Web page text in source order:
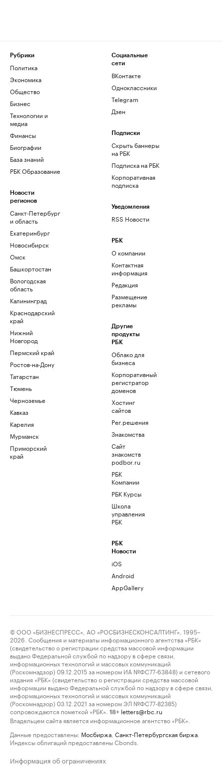
Рубрики
Политика
Экономика
Общество
Бизнес
Технологии и
медиа
Финансы
Биографии
База знаний
РБК Образование
Новости
регионов
Санкт-Петербург
и область
Екатеринбург
Новосибирск
Омск
Башкортостан
Вологодская
область
Калининград
Краснодарский
край
Нижний
Новгород
Пермский край
Ростов-на-Дону
Татарстан
Тюмень
Черноземье
Кавказ
Карелия
Мурманск
Приморский
край
Социальные
сети
ВКонтакте
Одноклассники
Telegram
Дзен
Подписки
Скрыть баннеры
на РБК
Подписка на РБК
Корпоративная
подписка
Уведомления
RSS Новости
РБК
О компании
Контактная
информация
Редакция
Размещение
рекламы
Другие
продукты
РБК
Облако для
бизнеса
Корпоративный
регистратор
доменов
Хостинг
сайтов
Рег.решения
Знакомства
Сайт
знакомств
podbor.ru
РБК
Компании
РБК Курсы
Школа
управления
РБК
РБК
Новости
iOS
Android
AppGallery
© ООО «БИЗНЕСПРЕСС», АО «РОСБИЗНЕСКОНСАЛТИНГ», 1995–
2026. Сообщения и материалы информационного агентства «РБК»
(свидетельство о регистрации средства массовой информации
выдано Федеральной службой по надзору в сфере связи,
информационных технологий и массовых коммуникаций
(Роскомнадзор) 09.12.2015 за номером ИА №ФС77-63848) и сетевого
издания «РБК» (свидетельство о регистрации средства массовой
информации выдано Федеральной службой по надзору в сфере связи,
информационных технологий и массовых коммуникаций
(Роскомнадзор) 03.12.2021 за номером ЭЛ №ФС77-82385)
сопровождаются пометкой «РБК».
18+ letters@rbc.ru
Владельцем сайта является информационное агентство «РБК».
Данные предоставлены: Мосбиржа Санкт-Петербургская биржа
Индексы облигаций предоставлены Cbonds.
Информация об ограничениях